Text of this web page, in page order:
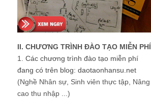
II. CHƯƠNG TRÌNH ĐÀO TẠO MIỄN PHÍ
1. Các chương trình đào tạo miễn phí
đang có trên blog: daotaonhansu.net
(Nghề Nhân sự, Sinh viên thực tập, Nâng
cao thu nhập ...)